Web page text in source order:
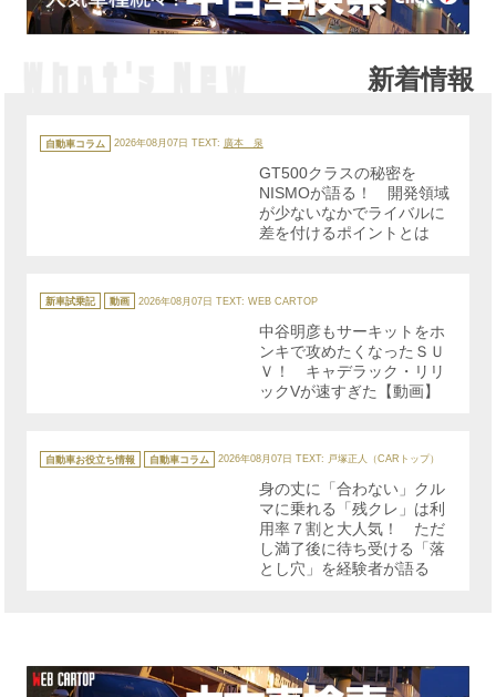
新着情報
テ
ゴ
自動車コラム 2026年08月07日 TEXT: 廣本 泉
GT500クラスの秘密を
NISMOが語る！ 開発領域
が少ないなかでライバルに
差を付けるポイントとは
テ
ゴ
新車試乗記 動画 2026年08月07日 TEXT: WEB CARTOP
中谷明彦もサーキットをホ
ンキで攻めたくなったＳＵ
Ｖ！ キャデラック・リリ
ックVが速すぎた【動画】
テ
ゴ
自動車お役立ち情報 自動車コラム 2026年08月07日 TEXT: 戸塚正人（CARトップ）
身の丈に「合わない」クル
マに乗れる「残クレ」は利
用率７割と大人気！ ただ
し満了後に待ち受ける「落
とし穴」を経験者が語る